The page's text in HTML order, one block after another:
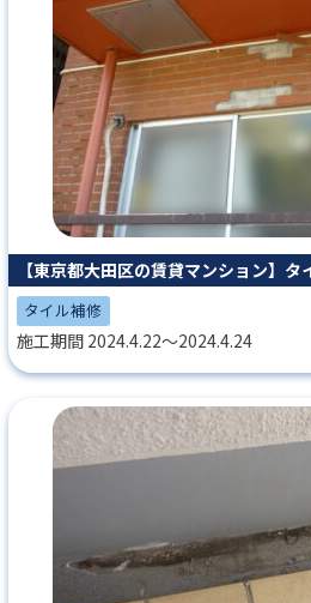
【東京都大田区の賃貸マンション】タ
タイル補修
施工期間 2024.4.22～2024.4.24